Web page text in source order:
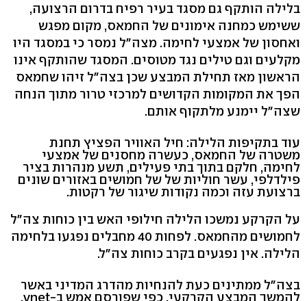
בלילה הותקף גם מסגד בעיר רפיח בדרום הרצועה,
ששימש כמחנה אימונים של החמאס, מקום מפגש
ואחסון של אמצעי לחימה. מצה"ל נמסר כי במסגד היו
מקלעים וגם טילים נגד מטוסים. המסגד שהותקף אינו
הראשון מאז תחילת המבצע שכן בצה"ל זיהו שחמאס
הפך את המקומות הקדושים למרכזי טרור מתוך הנחה
שצה"ל יימנע מלתקוף אותם.
עוד בתקיפות הלילה: חיל האוויר הפציץ תחנת
משטרה של החמאס, כעשרה מחסנים של אמצעי
לחימה, חלקם בתוך בתי פעילים, תשע מנהרות בציר
פילדלפי, עשר חוליות של של חמושים באזורים שונים
ברצועת עזה וכמה נקודות שיגור של רקטות.
על הקרקע נמשכו הלילה חילופי האש בין כוחות צה"ל
לחמושים מהחמאס. לפחות 40 מחבלים נפגעו בלחימה
הלילה. אין נפגעים בקרב כוחות צה"ל.
בצה"ל ממתינים כעת להנחיות מהדרג המדיני באשר
להמשך המבצע הקרקעי. כפי שפורסם אמש ב-ynet,